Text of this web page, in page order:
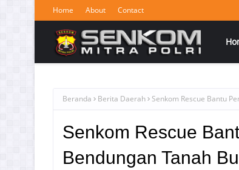
Home About Contact
Beranda Berita Daerah Senkom Rescue Bantu
Senkom Rescue
Bendungan Tanah